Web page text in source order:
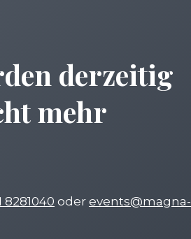
derzeitig
mehr
8281040 oder events@magna-